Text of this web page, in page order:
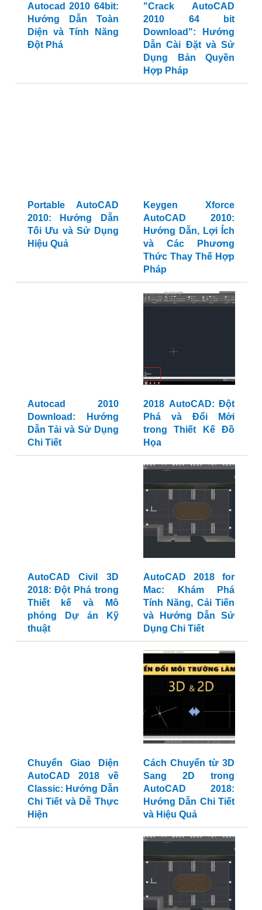
Autocad 2010 64bit:
Hướng Dẫn Toàn
Diện và Tính Năng
Đột Phá
"Crack AutoCAD
2010 64 bit
Download": Hướng
Dẫn Cài Đặt và Sử
Dụng Bản Quyền
Hợp Pháp
Portable AutoCAD
2010: Hướng Dẫn
Tối Ưu và Sử Dụng
Hiệu Quả
Keygen Xforce
AutoCAD 2010:
Hướng Dẫn, Lợi Ích
và Các Phương
Thức Thay Thế Hợp
Pháp
Autocad 2010
Download: Hướng
Dẫn Tải và Sử Dụng
Chi Tiết
2018 AutoCAD: Đột
Phá và Đổi Mới
trong Thiết Kế Đồ
Họa
AutoCAD Civil 3D
2018: Đột Phá trong
Thiết kế và Mô
phỏng Dự án Kỹ
thuật
AutoCAD 2018 for
Mac: Khám Phá
Tính Năng, Cải Tiến
và Hướng Dẫn Sử
Dụng Chi Tiết
Chuyển Giao Diện
AutoCAD 2018 về
Classic: Hướng Dẫn
Chi Tiết và Dễ Thực
Hiện
Cách Chuyển từ 3D
Sang 2D trong
AutoCAD 2018:
Hướng Dẫn Chi Tiết
và Hiệu Quả